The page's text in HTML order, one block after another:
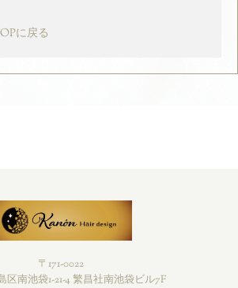
に戻る
〒171-0022
区南池袋1-21-4 繁昌社南池袋ビル7F